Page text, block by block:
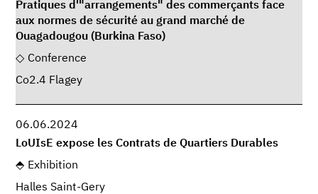
Pratiques d'"arrangements" des commerçants face
aux normes de sécurité au grand marché de
Ouagadougou (Burkina Faso)
Conference
Co2.4 Flagey
06.06.2024
LoUIsE expose les Contrats de Quartiers Durables
Exhibition
Halles Saint-Gery